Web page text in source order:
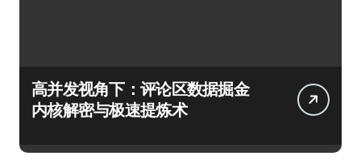
高并发视角下：评论区数据掘金
内核解密与极速提炼术